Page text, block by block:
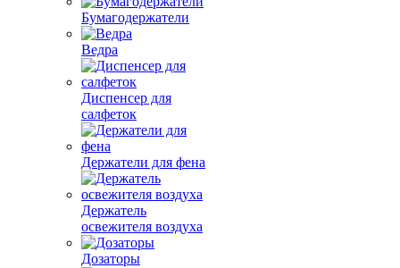
Бумагодержатели
Ведра
Диспенсер для
салфеток
Держатели для фена
Держатель
освежителя воздуха
Дозаторы